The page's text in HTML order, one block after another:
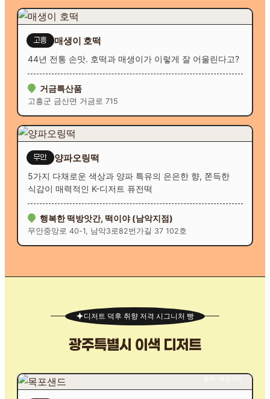
고흥 매생이 호떡
44년 전통 손맛. 호떡과 매생이가 이렇게 잘 어울린다고?
거금특산품
고흥군 금산면 거금로 715
무안 양파오링떡
5가지 다채로운 색상과 양파 특유의 은은한 향, 쫀득한
식감이 매력적인 K-디저트 퓨전떡
행복한 떡방앗간, 떡이야 (남악지점)
무안중앙로 40-1, 남악3로82번가길 37 102호
디저트 덕후 취향 저격 시그니처 빵
광주특별시 이색 디저트